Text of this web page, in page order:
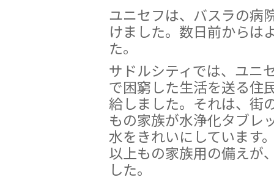
ユニセフは、バスラの病
けました。数日前からは
た。
サドルシティでは、ユニ
で困窮した生活を送る住
給しました。それは、街
もの家族が水浄化タブレ
水をきれいにしています
以上もの家族用の備えが
した。